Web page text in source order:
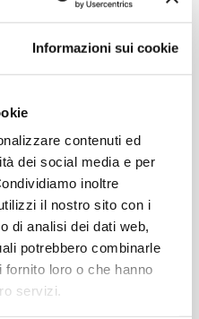
Informazioni sui cookie
contenuti ed
dei social media e per
inoltre
il nostro sito con i
di analisi dei dati web,
potrebbero combinarle
loro o che hanno
servizi.